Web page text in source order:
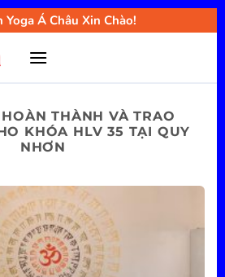
Bỏ
qua
nội
Yoga Á Châu Xin Chào!
THÀNH VÀ TRAO
KHÓA HLV 35 TẠI QUY
NHƠN